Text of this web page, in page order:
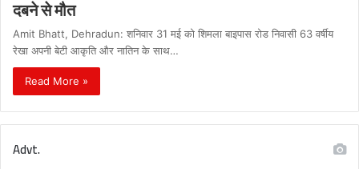
दबने से मौत
Amit Bhatt, Dehradun: शनिवार 31 मई को शिमला बाइपास रोड निवासी 63 वर्षीय
रेखा अपनी बेटी आकृति और नातिन के साथ…
Read More »
Advt.